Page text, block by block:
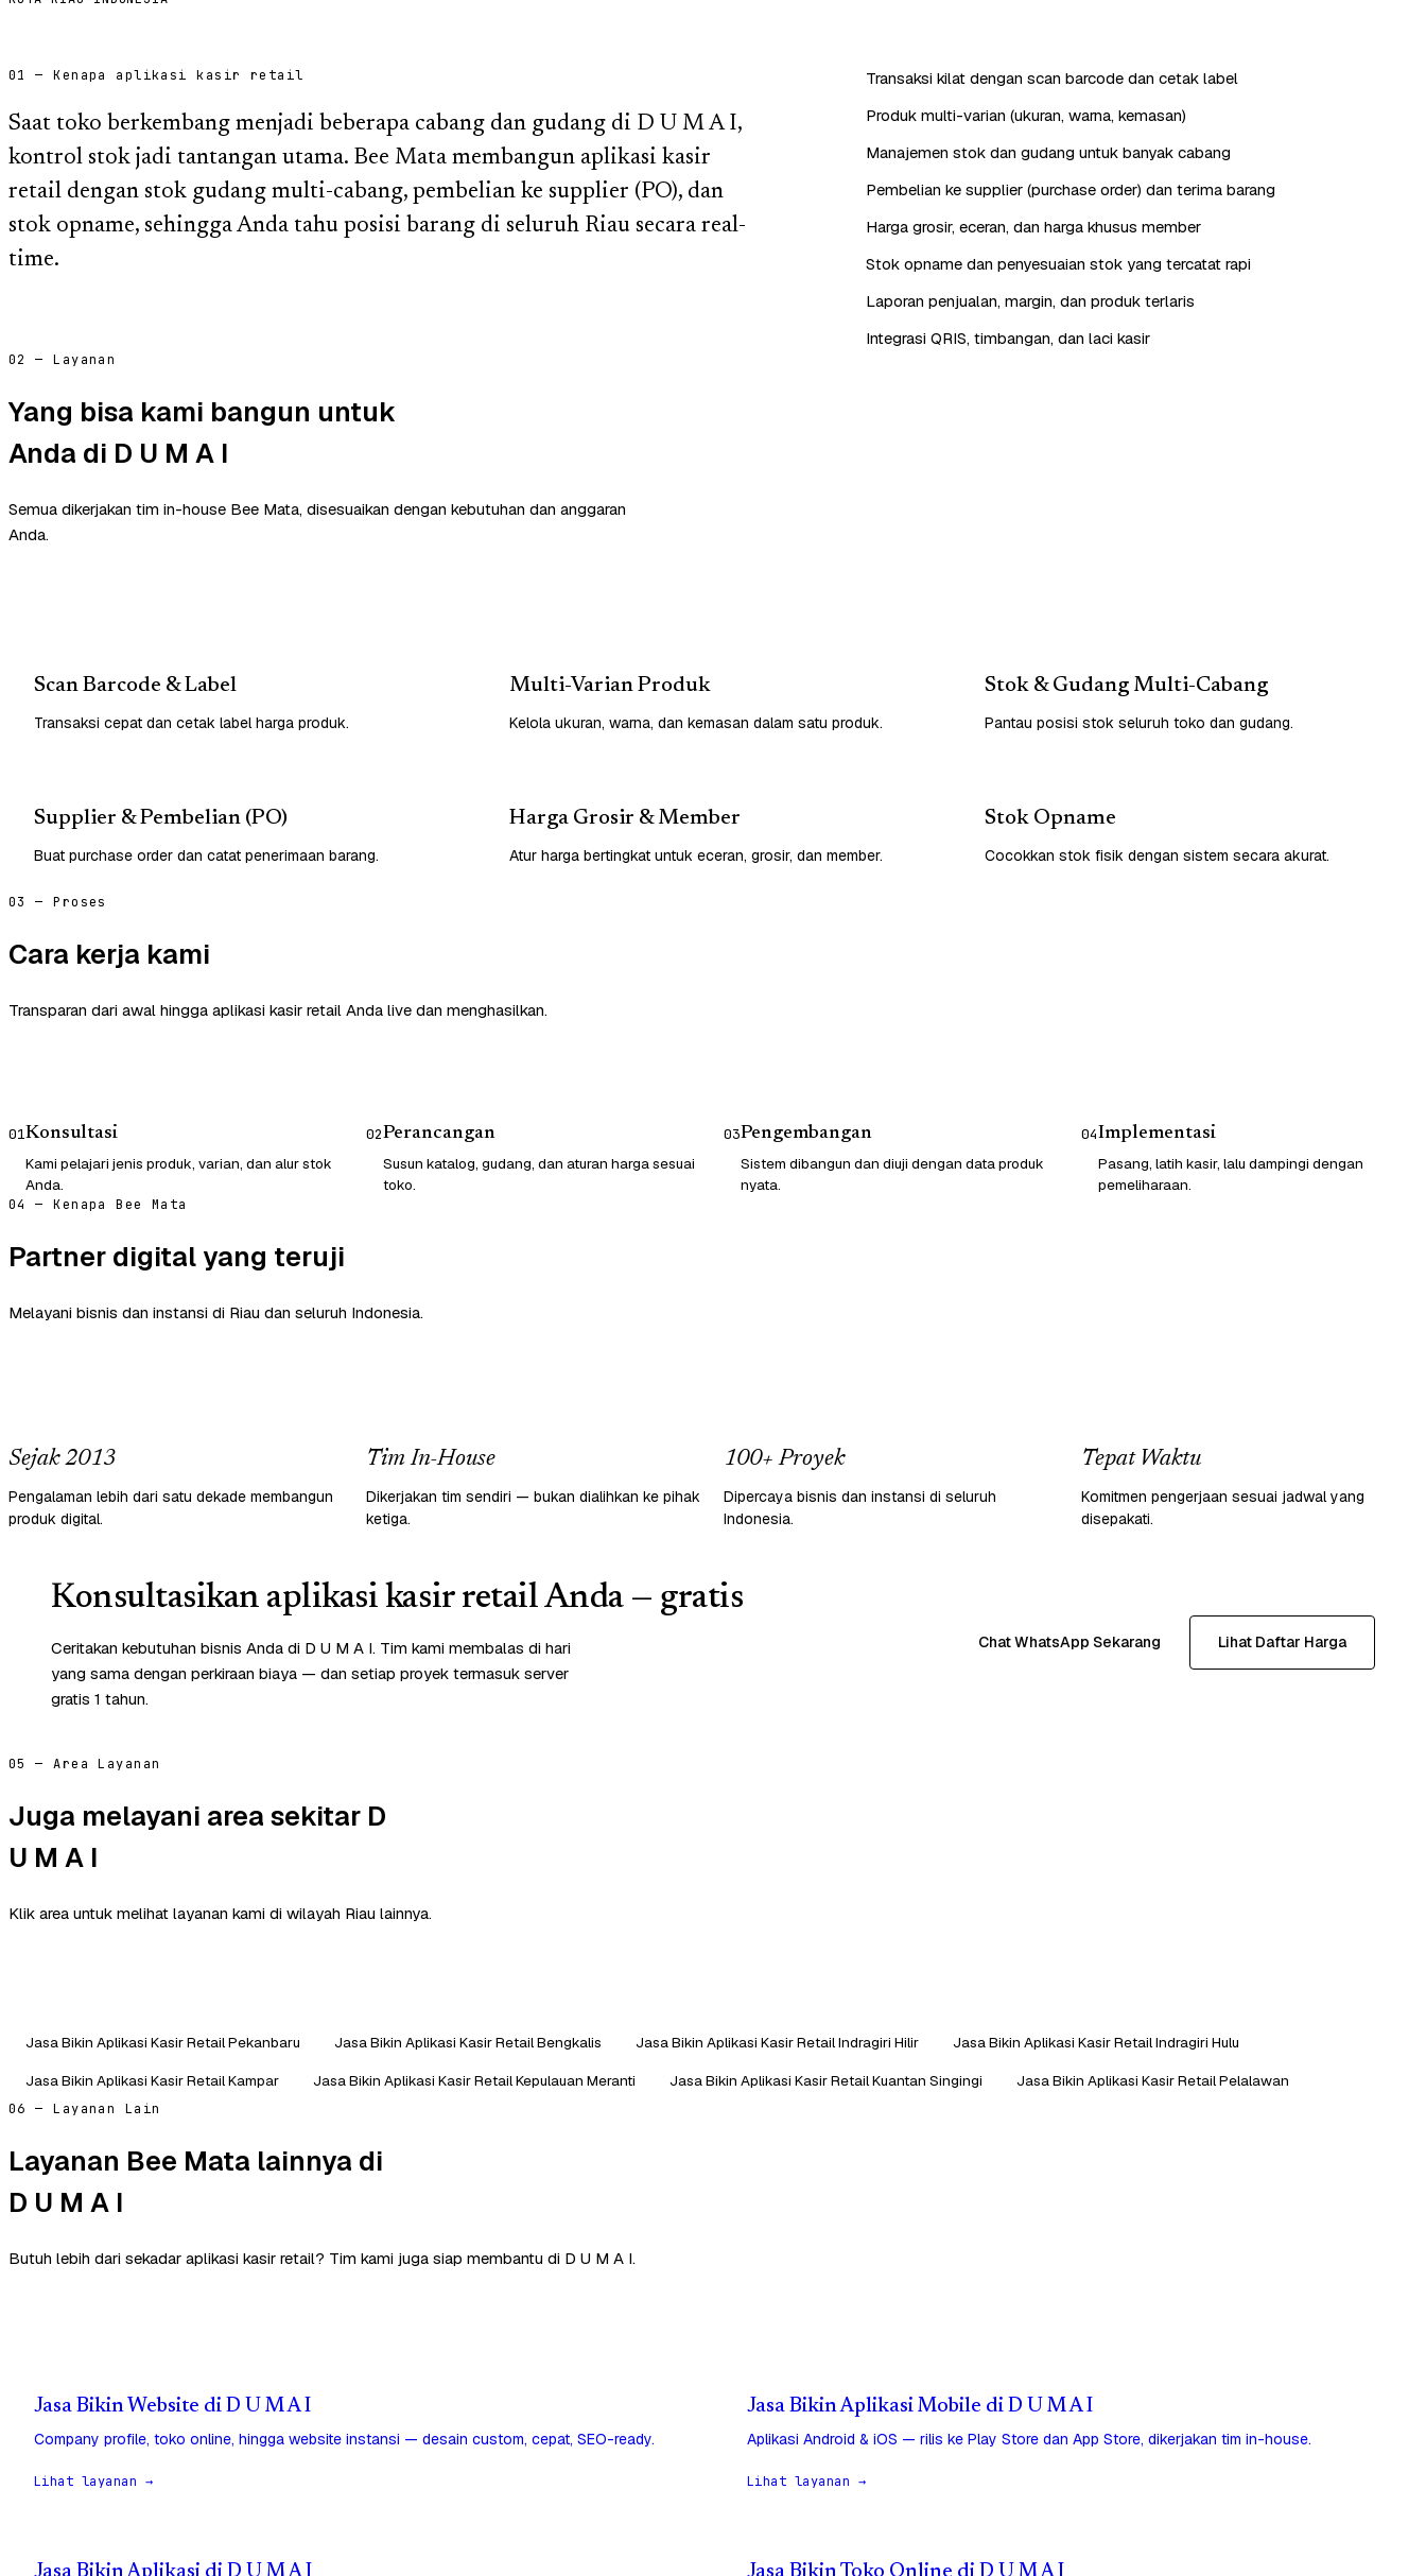
01 — Kenapa aplikasi kasir retail
Saat toko berkembang menjadi beberapa cabang dan gudang di D U M A I,
kontrol stok jadi tantangan utama. Bee Mata membangun aplikasi kasir
retail dengan stok gudang multi-cabang, pembelian ke supplier (PO), dan
stok opname, sehingga Anda tahu posisi barang di seluruh Riau secara real-
time.
Transaksi kilat dengan scan barcode dan cetak label
Produk multi-varian (ukuran, warna, kemasan)
Manajemen stok dan gudang untuk banyak cabang
Pembelian ke supplier (purchase order) dan terima barang
Harga grosir, eceran, dan harga khusus member
Stok opname dan penyesuaian stok yang tercatat rapi
Laporan penjualan, margin, dan produk terlaris
Integrasi QRIS, timbangan, dan laci kasir
02 — Layanan
Yang bisa kami bangun untuk
Anda di D U M A I
Semua dikerjakan tim in-house Bee Mata, disesuaikan dengan kebutuhan dan anggaran
Anda.
Scan Barcode & Label
Transaksi cepat dan cetak label harga produk.
Multi-Varian Produk
Kelola ukuran, warna, dan kemasan dalam satu produk.
Stok & Gudang Multi-Cabang
Pantau posisi stok seluruh toko dan gudang.
Supplier & Pembelian (PO)
Buat purchase order dan catat penerimaan barang.
Harga Grosir & Member
Atur harga bertingkat untuk eceran, grosir, dan member.
Stok Opname
Cocokkan stok fisik dengan sistem secara akurat.
03 — Proses
Cara kerja kami
Transparan dari awal hingga aplikasi kasir retail Anda live dan menghasilkan.
01Konsultasi
Kami pelajari jenis produk, varian, dan alur stok
Anda.
02Perancangan
Susun katalog, gudang, dan aturan harga sesuai
toko.
03Pengembangan
Sistem dibangun dan diuji dengan data produk
nyata.
04Implementasi
Pasang, latih kasir, lalu dampingi dengan
pemeliharaan.
04 — Kenapa Bee Mata
Partner digital yang teruji
Melayani bisnis dan instansi di Riau dan seluruh Indonesia.
Sejak 2013
Pengalaman lebih dari satu dekade membangun
produk digital.
Tim In-House
Dikerjakan tim sendiri — bukan dialihkan ke pihak
ketiga.
100+ Proyek
Dipercaya bisnis dan instansi di seluruh
Indonesia.
Tepat Waktu
Komitmen pengerjaan sesuai jadwal yang
disepakati.
Konsultasikan aplikasi kasir retail Anda — gratis
Ceritakan kebutuhan bisnis Anda di D U M A I. Tim kami membalas di hari
yang sama dengan perkiraan biaya — dan setiap proyek termasuk server
gratis 1 tahun.
Chat WhatsApp Sekarang Lihat Daftar Harga
05 — Area Layanan
Juga melayani area sekitar D
U M A I
Klik area untuk melihat layanan kami di wilayah Riau lainnya.
Jasa Bikin Aplikasi Kasir Retail Pekanbaru Jasa Bikin Aplikasi Kasir Retail Bengkalis Jasa Bikin Aplikasi Kasir Retail Indragiri Hilir
Jasa Bikin Aplikasi Kasir Retail Indragiri Hulu
Jasa Bikin Aplikasi Kasir Retail Kampar
Jasa Bikin Aplikasi Kasir Retail Kepulauan Meranti Jasa Bikin Aplikasi Kasir Retail Kuantan Singingi Jasa Bikin Aplikasi Kasir Retail Pelalawan
06 — Layanan Lain
Layanan Bee Mata lainnya di
D U M A I
Butuh lebih dari sekadar aplikasi kasir retail? Tim kami juga siap membantu di D U M A I.
Jasa Bikin Website di D U M A I
Company profile, toko online, hingga website instansi — desain custom, cepat, SEO-ready.
Lihat layanan →
Jasa Bikin Aplikasi Mobile di D U M A I
Aplikasi Android & iOS — rilis ke Play Store dan App Store, dikerjakan tim in-house.
Lihat layanan →